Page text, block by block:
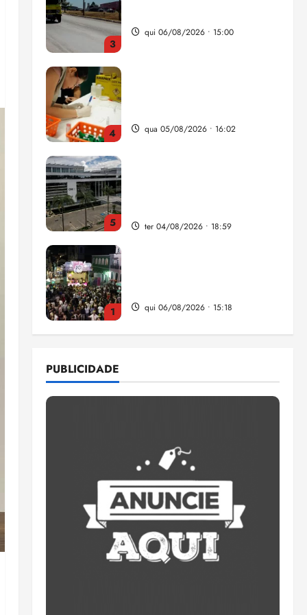
3
qui 06/08/2026 • 15:00
4 qua 05/08/2026 • 16:02
5 ter 04/08/2026 • 18:59
1 qui 06/08/2026 • 15:18
com dívidas
qui 06/08/2026 • 15:09
3
Entenda o que muda com a
nova Lei do Frete
qui 06/08/2026 • 15:00
Estudo sobre hepatites virais
traça panorama da doença
em onze anos
PUBLICIDADE